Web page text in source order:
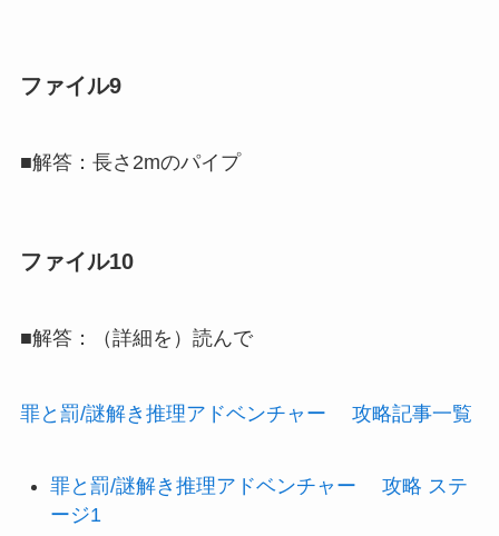
ファイル9
■解答：長さ2mのパイプ
ファイル10
■解答：（詳細を）読んで
罪と罰/謎解き推理アドベンチャー 攻略記事一覧
罪と罰/謎解き推理アドベンチャー 攻略 ステ
ージ1